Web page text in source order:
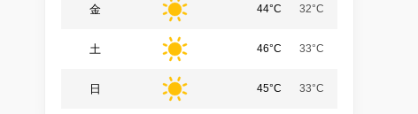
金 44°C 32°C
土 46°C 33°C
日 45°C 33°C